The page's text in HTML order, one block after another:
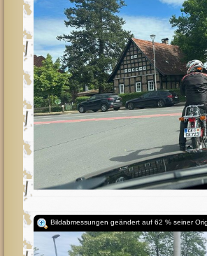
Bildabmessungen geändert auf 62 % seiner